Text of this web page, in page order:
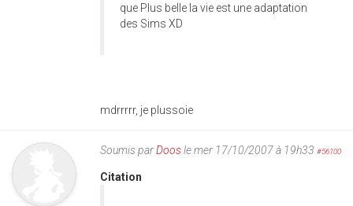
que Plus belle la vie est une adaptation
des Sims XD
mdrrrrr, je plussoie
Soumis parDoosle mer 17/10/2007 à 19h33 #56100
Citation